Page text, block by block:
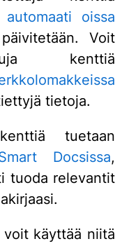
automaati oissa
Voit
kenttiä
tietoja.
tuetaan
Docsissa,
tuoda relevantit
käyttää niitä